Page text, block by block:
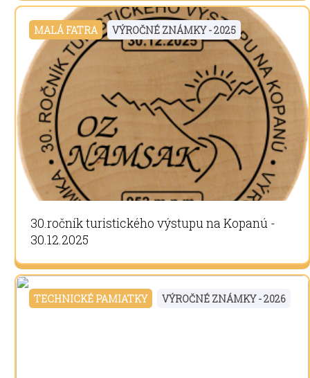
30.ročník turistického výstupu na Kopanú -
30.12.2025
MALÁ FATRA VÝROČNÉ ZNÁMKY - 2025
TECHNICKÉ PAMIATKY VÝROČNÉ ZNÁMKY - 2026